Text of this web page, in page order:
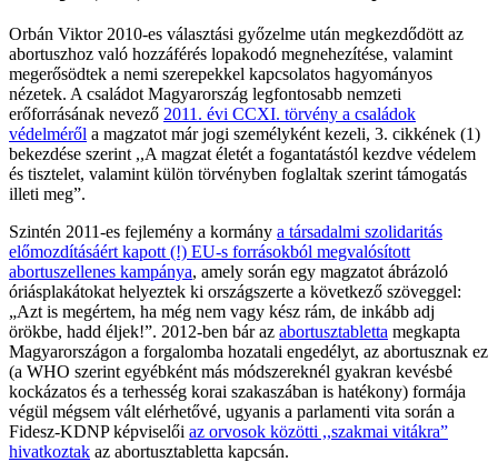
Orbán Viktor 2010-es választási győzelme után megkezdődött az
abortuszhoz való hozzáférés lopakodó megnehezítése, valamint
megerősödtek a nemi szerepekkel kapcsolatos hagyományos
nézetek. A családot Magyarország legfontosabb nemzeti
erőforrásának nevező 2011. évi CCXI. törvény a családok
védelméről a magzatot már jogi személyként kezeli, 3. cikkének (1)
bekezdése szerint ,,A magzat életét a fogantatástól kezdve védelem
és tisztelet, valamint külön törvényben foglaltak szerint támogatás
illeti meg”.
Szintén 2011-es fejlemény a kormány a társadalmi szolidaritás
előmozdításáért kapott (!) EU-s forrásokból megvalósított
abortuszellenes kampánya, amely során egy magzatot ábrázoló
óriásplakátokat helyeztek ki országszerte a következő szöveggel:
„Azt is megértem, ha még nem vagy kész rám, de inkább adj
örökbe, hadd éljek!”. 2012-ben bár az abortusztabletta megkapta
Magyarországon a forgalomba hozatali engedélyt, az abortusznak ez
(a WHO szerint egyébként más módszereknél gyakran kevésbé
kockázatos és a terhesség korai szakaszában is hatékony) formája
végül mégsem vált elérhetővé, ugyanis a parlamenti vita során a
Fidesz-KDNP képviselői az orvosok közötti ,,szakmai vitákra”
hivatkoztak az abortusztabletta kapcsán.